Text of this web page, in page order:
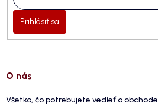
Prihlásiť sa
O nás
Všetko, čo potrebujete vedieť o obchode